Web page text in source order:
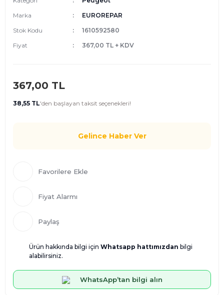
Marka
EUROREPAR
Stok Kodu
1610592580
Fiyat
367,00 TL + KDV
367,00 TL
38,55 TL'den başlayan taksit seçenekleri!
Gelince Haber Ver
Fiyat Alarmı
Paylaş
Ürün hakkında bilgi için Whatsapp hattımızdan bilgi
alabilirsiniz.
WhatsApp’tan bilgi alın